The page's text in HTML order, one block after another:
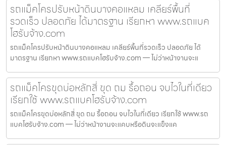
รถแม็คโครปรับหน้าดินบางคอแหลม เคลียร์พื้นที่
รวดเร็ว ปลอดภัย ได้มาตรฐาน เรียกหา www.รถแบค
โฮรับจ้าง.com
รถแม็คโครปรับหน้าดินบางคอแหลม เคลียร์พื้นที่รวดเร็ว ปลอดภัย ได้
มาตรฐาน เรียกหา www.รถแบคโฮรับจ้าง.com — ไม่ว่าหน้างานจะแ
รถแม็คโครขุดบ่อหลักสี่ ขุด ถม รื้อถอน จบไวในที่เดียว
เรียกใช้ www.รถแบคโฮรับจ้าง.com
รถแม็คโครขุดบ่อหลักสี่ ขุด ถม รื้อถอน จบไวในที่เดียว เรียกใช้ www.รถ
แบคโฮรับจ้าง.com — ไม่ว่าหน้างานจะแคบหรือดินจะแข็งแค